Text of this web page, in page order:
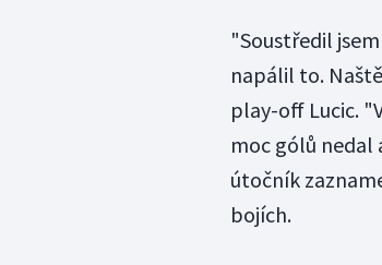
"Soustředil
napálil to.
play-off Lucic.
moc gólů nedal
útočník
bojích.